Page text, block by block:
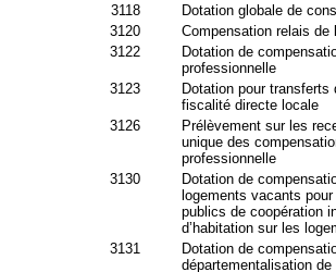
3118
Dotation globale de
3120
Compensation relais de
3122
Dotation de
professionnelle
3123
Dotation pour transferts
fiscalité directe locale
3126
Prélèvement sur les
unique des
professionnelle
3130
Dotation de
logements vacants
publics de coopération
d’habitation sur les
3131
Dotation de
départementalisation de